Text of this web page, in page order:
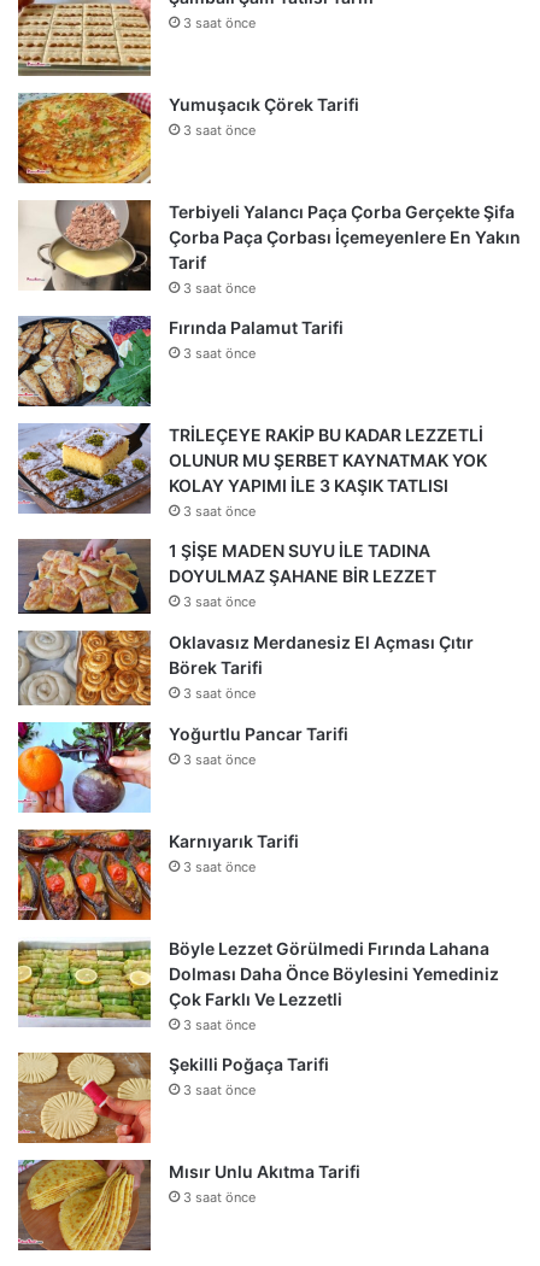
3 saat önce
Yumuşacık Çörek Tarifi
3 saat önce
Terbiyeli Yalancı Paça Çorba Gerçekte Şifa
Çorba Paça Çorbası İçemeyenlere En Yakın
Tarif
3 saat önce
Fırında Palamut Tarifi
3 saat önce
TRİLEÇEYE RAKİP BU KADAR LEZZETLİ
OLUNUR MU ŞERBET KAYNATMAK YOK
KOLAY YAPIMI İLE 3 KAŞIK TATLISI
3 saat önce
1 ŞİŞE MADEN SUYU İLE TADINA
DOYULMAZ ŞAHANE BİR LEZZET
3 saat önce
Oklavasız Merdanesiz El Açması Çıtır
Börek Tarifi
3 saat önce
Yoğurtlu Pancar Tarifi
3 saat önce
Karnıyarık Tarifi
3 saat önce
Böyle Lezzet Görülmedi Fırında Lahana
Dolması Daha Önce Böylesini Yemediniz
Çok Farklı Ve Lezzetli
3 saat önce
Şekilli Poğaça Tarifi
3 saat önce
Mısır Unlu Akıtma Tarifi
3 saat önce